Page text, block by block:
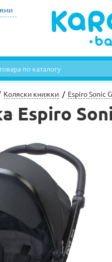
Коляски книжки Espiro Sonic
Espiro